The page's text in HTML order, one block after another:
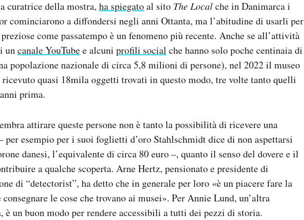
curatrice della mostra, ha spiegatoal sito The Localche in Danimarca i
cominciarono a diffondersi negli anni Ottanta, ma l’abitudine di usarli per
come passatempo è un fenomeno più recente. Anche se all’attività
uncanale YouTubee alcuni profili social che hanno solo poche centinaia di
popolazione nazionale di circa 5,8 milioni di persone), nel 2022 il museo
ricevuto quasi 18mila oggetti trovati in questo modo, tre volte tanto quelli
prima.
attirare queste persone non è tanto la possibilità di ricevere una
per esempio per i suoi foglietti d’oro Stahlschmidt dice di non aspettarsi
danesi, l’equivalente di circa 80 euro –, quanto il senso del dovere e il
a qualche scoperta. Arne Hertz, pensionato e presidente di
di “detectorist”, ha detto che in generale per loro «è un piacere fare la
consegnare le cose che trovano ai musei». Per Annie Lund, un’altra
è un buon modo per rendere accessibili a tutti dei pezzi di storia.